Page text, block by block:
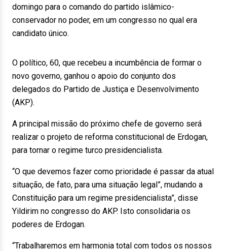
domingo para o comando do partido islâmico-
conservador no poder, em um congresso no qual era
candidato único.
O político, 60, que recebeu a incumbência de formar o
novo governo, ganhou o apoio do conjunto dos
delegados do Partido de Justiça e Desenvolvimento
(AKP).
A principal missão do próximo chefe de governo será
realizar o projeto de reforma constitucional de Erdogan,
para tornar o regime turco presidencialista.
“O que devemos fazer como prioridade é passar da atual
situação, de fato, para uma situação legal”, mudando a
Constituição para um regime presidencialista”, disse
Yildirim no congresso do AKP. Isto consolidaria os
poderes de Erdogan.
“Trabalharemos em harmonia total com todos os nossos